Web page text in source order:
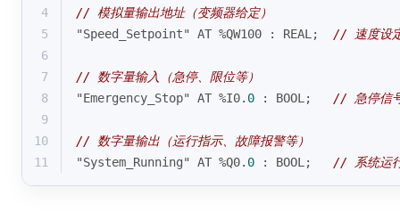
4
// 模拟量输出地址（变频器给定）
5
"Speed_Setpoint" AT %QW100 : REAL; // 速度设
6
7
// 数字量输入（急停、限位等）
8
"Emergency_Stop" AT %I0. 0 : BOOL; // 急停信
9
10
// 数字量输出（运行指示、故障报警等）
11
"System_Running" AT %Q0. 0 : BOOL; // 系统运